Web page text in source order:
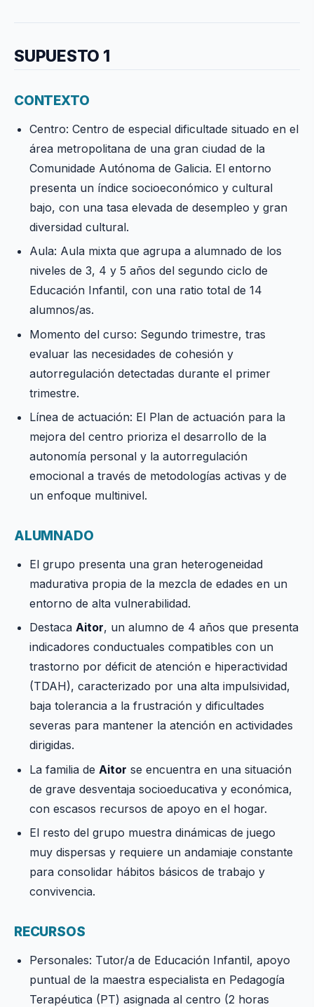
SUPUESTO 1
CONTEXTO
Centro: Centro de especial dificultade situado en el
área metropolitana de una gran ciudad de la
Comunidade Autónoma de Galicia. El entorno
presenta un índice socioeconómico y cultural
bajo, con una tasa elevada de desempleo y gran
diversidad cultural.
Aula: Aula mixta que agrupa a alumnado de los
niveles de 3, 4 y 5 años del segundo ciclo de
Educación Infantil, con una ratio total de 14
alumnos/as.
Momento del curso: Segundo trimestre, tras
evaluar las necesidades de cohesión y
autorregulación detectadas durante el primer
trimestre.
Línea de actuación: El Plan de actuación para la
mejora del centro prioriza el desarrollo de la
autonomía personal y la autorregulación
emocional a través de metodologías activas y de
un enfoque multinivel.
ALUMNADO
El grupo presenta una gran heterogeneidad
madurativa propia de la mezcla de edades en un
entorno de alta vulnerabilidad.
DestacaAitor, un alumno de 4 años que presenta
indicadores conductuales compatibles con un
trastorno por déficit de atención e hiperactividad
(TDAH), caracterizado por una alta impulsividad,
baja tolerancia a la frustración y dificultades
severas para mantener la atención en actividades
dirigidas.
La familia de Aitor se encuentra en una situación
de grave desventaja socioeducativa y económica,
con escasos recursos de apoyo en el hogar.
El resto del grupo muestra dinámicas de juego
muy dispersas y requiere un andamiaje constante
para consolidar hábitos básicos de trabajo y
convivencia.
RECURSOS
Personales: Tutor/a de Educación Infantil, apoyo
puntual de la maestra especialista en Pedagogía
Terapéutica (PT) asignada al centro (2 horas